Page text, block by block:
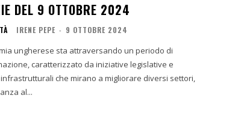
DEL 9 OTTOBRE 2024
IRENE PEPE - 9 OTTOBRE 2024
ungherese sta attraversando un periodo di
caratterizzato da iniziative legislative e
che mirano a migliorare diversi settori,
al...